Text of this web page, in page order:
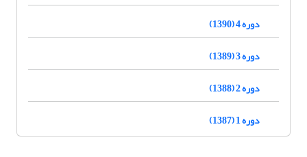
دوره 4 (1390)
دوره 3 (1389)
دوره 2 (1388)
دوره 1 (1387)